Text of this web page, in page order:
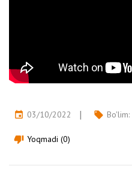
event 03/10/2022 local_offer Bo'lim:
thumb_down Yoqmadi (0)